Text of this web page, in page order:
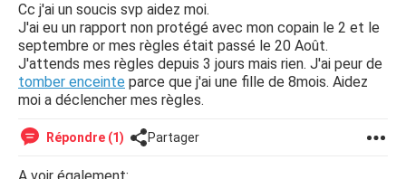
Cc j'ai un soucis svp aidez moi.
J'ai eu un rapport non protégé avec mon copain le 2 et le
septembre or mes règles était passé le 20 Août.
J'attends mes règles depuis 3 jours mais rien. J'ai peur de
tomber enceinte parce que j'ai une fille de 8mois. Aidez
moi a déclencher mes règles.
Répondre (1) Partager